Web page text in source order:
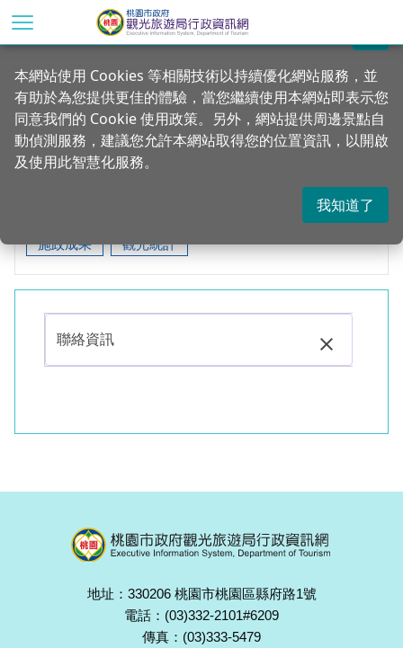
到
首頁
全文檢索
線上申請
施政成果
觀光統計
關閉
本網站使用 Cookies 等相關技術以持續優化網站服務，並
有助於為您提供更佳的體驗，當您繼續使用本網站即表示您
同意我們的 Cookie 使用政策。另外，網站提供周邊景點自
動偵測服務，建議您允許本網站取得您的位置資訊，以開啟
及使用此智慧化服務。
我知道了
地址：330206 桃園市桃園區縣府路1號
電話：(03)332-2101#6209
傳真：(03)333-5479